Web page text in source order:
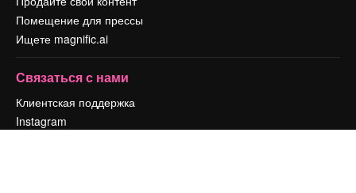
Помещение для прессы
Ищете magnific.ai
Связаться с нами
Клиентская поддержка
Instagram